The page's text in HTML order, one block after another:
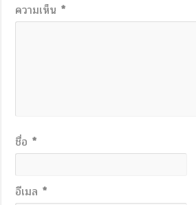
ความเห็น *
ชื่อ *
อีเมล *